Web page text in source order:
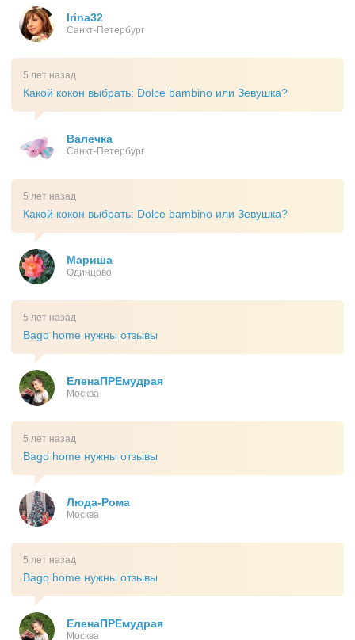
Irina32
Санкт-Петербург
5 лет назад
Какой кокон выбрать: Dolce bambino или Зевушка?
Валечка
Санкт-Петербург
5 лет назад
Какой кокон выбрать: Dolce bambino или Зевушка?
Мариша
Одинцово
5 лет назад
Bago home нужны отзывы
ЕленаПРЕмудрая
Москва
5 лет назад
Bago home нужны отзывы
Люда-Рома
Москва
5 лет назад
Bago home нужны отзывы
ЕленаПРЕмудрая
Москва